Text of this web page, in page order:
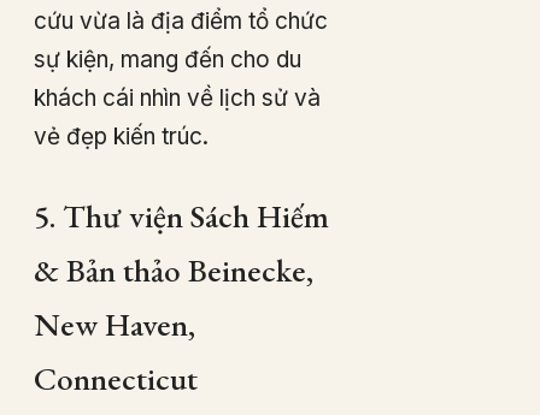
cứu vừa là địa điểm tổ chức
sự kiện, mang đến cho du
khách cái nhìn về lịch sử và
vẻ đẹp kiến trúc.
5. Thư viện Sách Hiếm
& Bản thảo Beinecke,
New Haven,
Connecticut